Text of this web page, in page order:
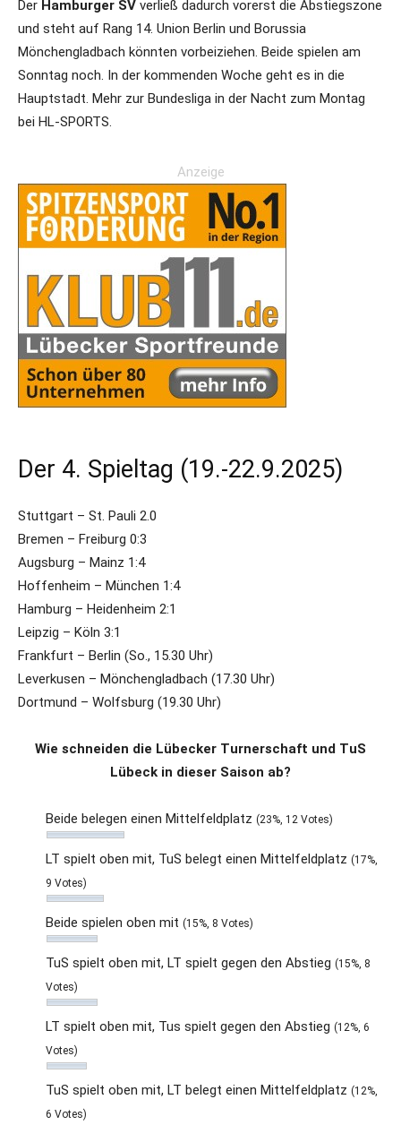
Der Hamburger SV verließ dadurch vorerst die Abstiegszone
und steht auf Rang 14. Union Berlin und Borussia
Mönchengladbach könnten vorbeiziehen. Beide spielen am
Sonntag noch. In der kommenden Woche geht es in die
Hauptstadt. Mehr zur Bundesliga in der Nacht zum Montag
bei HL-SPORTS.
Anzeige
Der 4. Spieltag (19.-22.9.2025)
Stuttgart – St. Pauli 2.0
Bremen – Freiburg 0:3
Augsburg – Mainz 1:4
Hoffenheim – München 1:4
Hamburg – Heidenheim 2:1
Leipzig – Köln 3:1
Frankfurt – Berlin (So., 15.30 Uhr)
Leverkusen – Mönchengladbach (17.30 Uhr)
Dortmund – Wolfsburg (19.30 Uhr)
Wie schneiden die Lübecker Turnerschaft und TuS
Lübeck in dieser Saison ab?
Beide belegen einen Mittelfeldplatz (23%, 12 Votes)
LT spielt oben mit, TuS belegt einen Mittelfeldplatz (17%,
9 Votes)
Beide spielen oben mit (15%, 8 Votes)
TuS spielt oben mit, LT spielt gegen den Abstieg (15%, 8
Votes)
LT spielt oben mit, Tus spielt gegen den Abstieg (12%, 6
Votes)
TuS spielt oben mit, LT belegt einen Mittelfeldplatz (12%,
6 Votes)